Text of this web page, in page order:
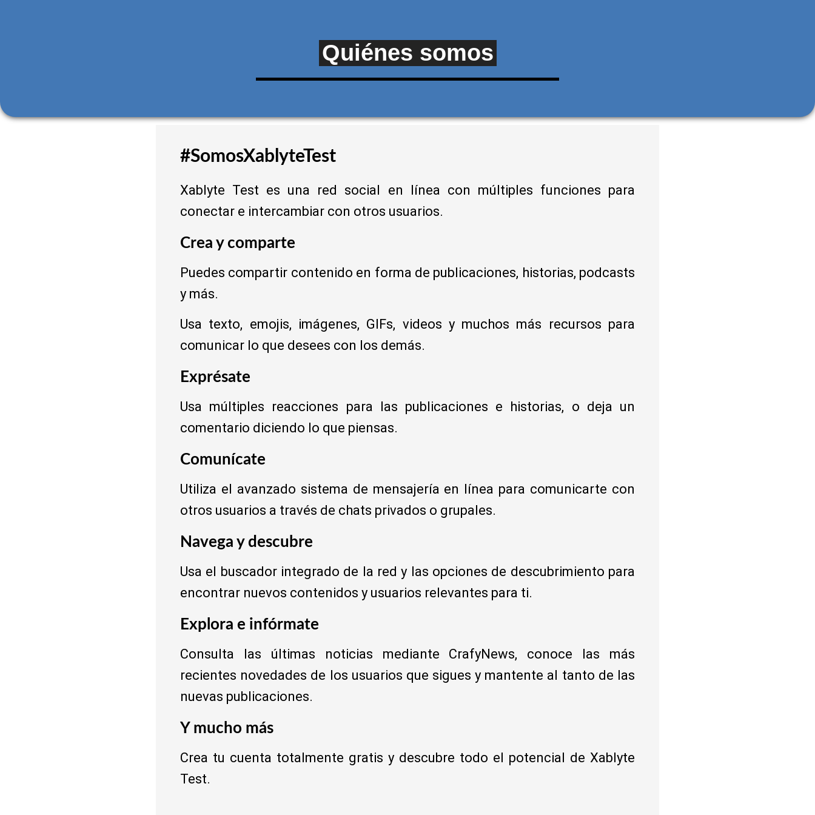
Quiénes somos
#SomosXablyteTest
Xablyte Test es una red social en línea con múltiples funciones para
conectar e intercambiar con otros usuarios.
Crea y comparte
Puedes compartir contenido en forma de publicaciones, historias, podcasts
y más.
Usa texto, emojis, imágenes, GIFs, videos y muchos más recursos para
comunicar lo que desees con los demás.
Exprésate
Usa múltiples reacciones para las publicaciones e historias, o deja un
comentario diciendo lo que piensas.
Comunícate
Utiliza el avanzado sistema de mensajería en línea para comunicarte con
otros usuarios a través de chats privados o grupales.
Navega y descubre
Usa el buscador integrado de la red y las opciones de descubrimiento para
encontrar nuevos contenidos y usuarios relevantes para ti.
Explora e infórmate
Consulta las últimas noticias mediante CrafyNews, conoce las más
recientes novedades de los usuarios que sigues y mantente al tanto de las
nuevas publicaciones.
Y mucho más
Crea tu cuenta totalmente gratis y descubre todo el potencial de Xablyte
Test.